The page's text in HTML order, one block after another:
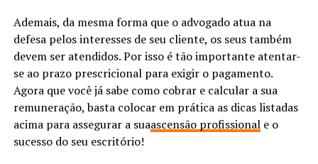
Ademais, da mesma forma que o advogado atua na
defesa pelos interesses de seu cliente, os seus também
devem ser atendidos. Por isso é tão importante atentar-
se ao prazo prescricional para exigir o pagamento.
Agora que você já sabe como cobrar e calcular a sua
remuneração, basta colocar em prática as dicas listadas
acima para assegurar a suaascensão profissionale o
sucesso do seu escritório!